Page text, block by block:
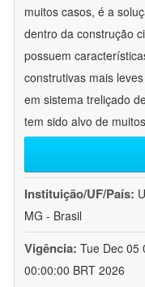
muitos casos, é a
dentro da construção
possuem
construtivas mais
em sistema treliçado
tem sido alvo de
Instituição/UF/País:
MG - Brasil
Vigência: Tue Dec 05
00:00:00 BRT 2026